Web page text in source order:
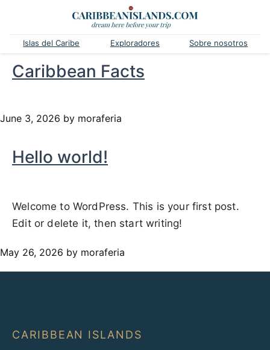
Islas del Caribe Exploradores Sobre nosotros
Caribbean Facts
June 3, 2026 by moraferia
Hello world!
Welcome to WordPress. This is your first post.
Edit or delete it, then start writing!
May 26, 2026 by moraferia
CARIBBEAN ISLANDS